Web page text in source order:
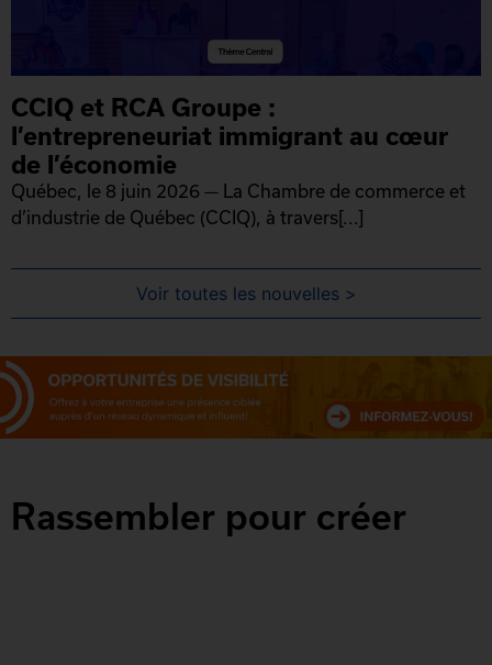
CCIQ et RCA Groupe :
l’entrepreneuriat immigrant au cœur
de l’économie
Québec, le 8 juin 2026 — La Chambre de commerce et
d’industrie de Québec (CCIQ), à travers[...]
Voir toutes les nouvelles >
Rassembler pour créer